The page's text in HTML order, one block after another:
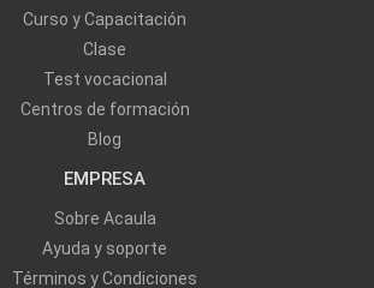
Curso y Capacitación
Clase
Test vocacional
Centros de formación
Blog
EMPRESA
Sobre Acaula
Ayuda y soporte
Términos y Condiciones